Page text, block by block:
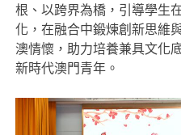
根、以跨界為橋，引導學生
化，在融合中鍛煉創新思維
澳情懷，助力培養兼具文化
新時代澳門青年。